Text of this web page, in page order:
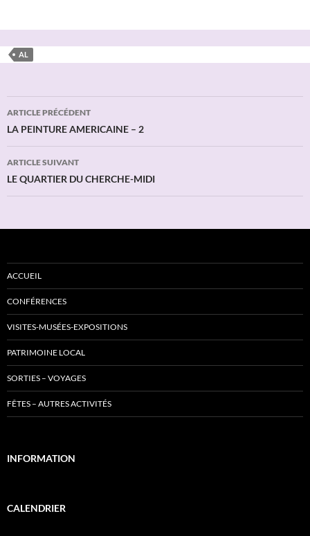
AL
Navigation
des
articles
ARTICLE PRÉCÉDENT
LA PEINTURE AMERICAINE – 2
ARTICLE SUIVANT
LE QUARTIER DU CHERCHE-MIDI
ACCUEIL
CONFÉRENCES
VISITES-MUSÉES-EXPOSITIONS
PATRIMOINE LOCAL
SORTIES – VOYAGES
FÊTES – AUTRES ACTIVITÉS
INFORMATION
CALENDRIER